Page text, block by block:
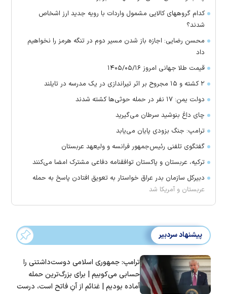
کدام گروههای کالایی مشمول واردات با رویه جدید ارز اشخاص
شدند؟
محسن رضایی: اجازه باز شدن مسیر دوم در تنگه هرمز را نخواهیم
داد
قیمت طلا جهانی امروز ۱۴۰۵/۰۵/۱۶
۲ کشته و ۱۵ مجروح بر اثر تیراندازی در یک مدرسه در تایلند
دولت یمن: ۱۷ نفر در حمله حوثی‌ها کشته شدند
چای داغ بنوشید سرطان می‌گیرید
ترامپ: جنگ بزودی پایان می‌یابد
گفتگوی تلفنی رئیس‌جمهور فرانسه و ولیعهد عربستان
ترکیه، عربستان و پاکستان توافقنامه دفاعی مشترک امضا می‌کنند
دبیرکل سازمان بدر عراق خواستار به تعویق افتادن پاسخ به حمله
عربستان و آمریکا شد
پیشنهاد سردبیر
ترامپ: جمهوری اسلامی دوست‌داشتنی را
حسابی می‌کوبیم | برای بزرگ‌ترین حمله
آماده بودیم | غنائم از آنِ فاتح است، درست